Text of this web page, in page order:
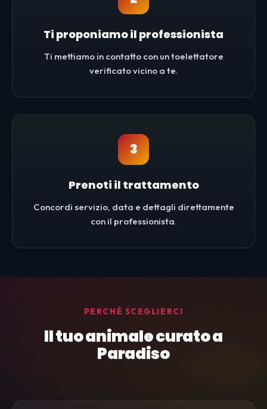
Ti proponiamo il professionista
Ti mettiamo in contatto con un toelettatore
verificato vicino a te.
3
Prenoti il trattamento
Concordi servizio, data e dettagli direttamente
con il professionista.
PERCHÉ SCEGLIERCI
Il tuo animale curato a
Paradiso